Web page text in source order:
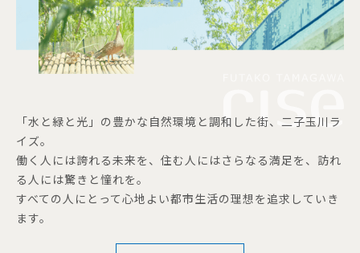
「水と緑と光」の豊かな自然環境と調和した街、二子玉川ラ
イズ。
働く人には誇れる未来を、住む人にはさらなる満足を、訪れ
る人には驚きと憧れを。
すべての人にとって心地よい都市生活の理想を追求していき
ます。